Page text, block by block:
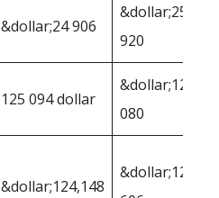
&dollar;24 906
&dollar;25
920
125 094 dollar
&dollar;124
080
&dollar;124,148
&dollar;120